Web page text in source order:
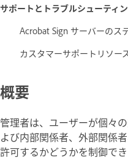
サポートとトラブルシューティ
Acrobat Sign サーバーのス
カスタマーサポートリソー
概要
管理者は、ユーザーが個々
よび内部関係者、外部関係
許可するかどうかを制御でき